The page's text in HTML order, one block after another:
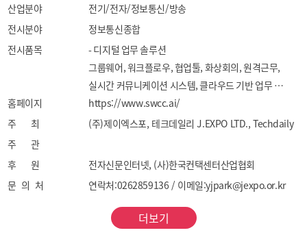
산업분야
전기/전자/정보통신/방송
전시분야
정보통신종합
전시품목
- 디지털 업무 솔루션
그룹웨어, 워크플로우, 협업툴, 화상회의, 원격근무,
실시간 커뮤니케이션 시스템, 클라우드 기반 업무
솔루션, RPA, 문서관리, 전자결재, DX 툴
- 컨택센터 & 고객관리 솔루션
IVR, ARS, 녹취 시스템, 멀티채널, 옴니채널 고객 응대
시스템, 고객센터 아웃소싱, BPO, CX 운영 대행
- AI 기반 업무 솔루션
생성형 AI, AI 에이전트, 감정 분석, 음성 인식, 상담 요약,
홈페이지
https://www.swcc.ai/
주 최
(주)제이엑스포, 테크데일리 J.EXPO LTD., Techdaily
주 관
후 원
전자신문인터넷, (사)한국컨택센터산업협회
문 의 처
연락처:0262859136 / 이메일:yjpark@jexpo.or.kr
더보기